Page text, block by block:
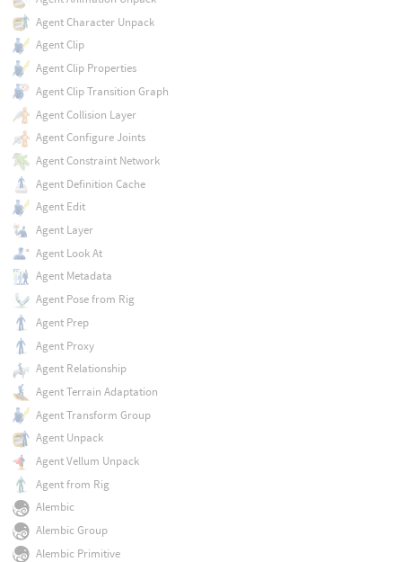
Agent Character Unpack
Agent Clip
Agent Clip Properties
Agent Clip Transition Graph
Agent Collision Layer
Agent Configure Joints
Agent Constraint Network
Agent Definition Cache
Agent Edit
Agent Layer
Agent Look At
Agent Metadata
Agent Pose from Rig
Agent Prep
Agent Proxy
Agent Relationship
Agent Terrain Adaptation
Agent Transform Group
Agent Unpack
Agent Vellum Unpack
Agent from Rig
Alembic
Alembic Group
Alembic Primitive